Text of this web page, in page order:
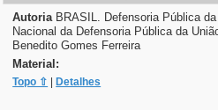
Autoria BRASIL. Defensoria Pública
Nacional da Defensoria Pública da
Benedito Gomes Ferreira
Material:
Topo ⇧ Detalhes